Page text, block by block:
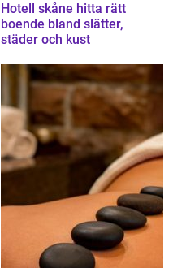
Hotell skåne hitta rätt
boende bland slätter,
städer och kust